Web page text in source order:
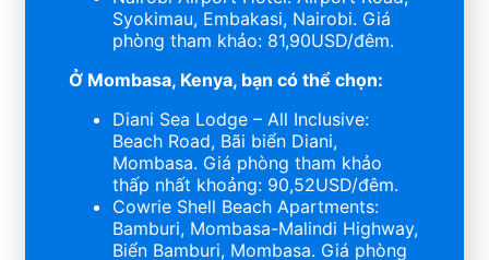
Syokimau, Embakasi, Nairobi. Giá
phòng tham khảo: 81,90USD/đêm.
Ở Mombasa, Kenya, bạn có thể chọn:
Diani Sea Lodge – All Inclusive:
Beach Road, Bãi biển Diani,
Mombasa. Giá phòng tham khảo
thấp nhất khoảng: 90,52USD/đêm.
Cowrie Shell Beach Apartments:
Bamburi, Mombasa-Malindi Highway,
Biển Bamburi, Mombasa. Giá phòng